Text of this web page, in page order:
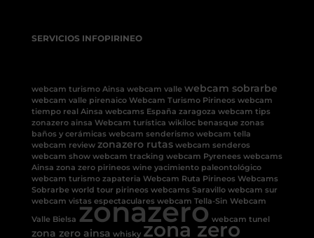
SERVICIOS INFOPIRINEO
webcam turismo Ainsa webcam valle webcam sobrarbe
webcam valle pirenaico Webcam Turismo Pirineos webcam
tiempo real Ainsa webcams España zaragoza webcam tips
zonazero ainsa Webcam turística wikiloc benasque zonas
baños y cerámicas webcam senderismo webcam tella
webcam review zonazero rutas webcam senderos
webcam show webcam tracking webcam Pyrenees webcams
Ainsa zona zero pirineos wine yacimiento paleontológico
webcam turismo zapateria Webcam Ruta Pirineos Webcams
Sobrarbe world tour pirineos webcams Saravillo webcam sur
webcam vistas espectaculares webcam Tella-Sin Webcam
Valle Bielsa zonazero webcam tunel
zona zero ainsa whisky zona zero